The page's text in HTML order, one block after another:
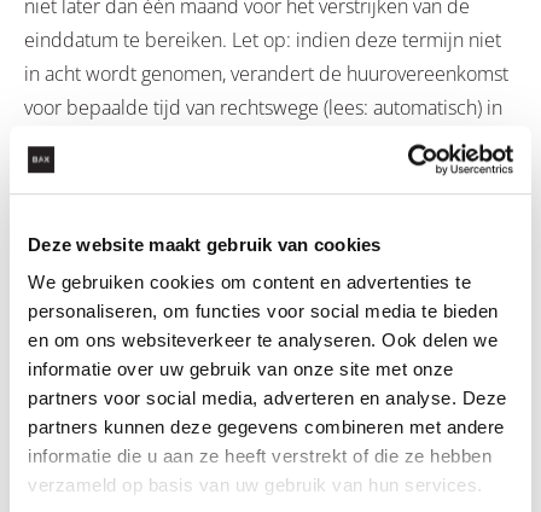
Deze website maakt gebruik van cookies
We gebruiken cookies om content en advertenties te
personaliseren, om functies voor social media te bieden
en om ons websiteverkeer te analyseren. Ook delen we
informatie over uw gebruik van onze site met onze
partners voor social media, adverteren en analyse. Deze
partners kunnen deze gegevens combineren met andere
informatie die u aan ze heeft verstrekt of die ze hebben
verzameld op basis van uw gebruik van hun services.
niet later dan één maand voor het verstrijken van de
einddatum te bereiken. Let op: indien deze termijn niet
in acht wordt genomen, verandert de huurovereenkomst
voor bepaalde tijd van rechtswege (lees: automatisch) in
een huurovereenkomst voor onbepaalde tijd.
UITBREIDING OPZEGGINGSGROND ‘DRINGEND
EIGEN GEBRUIK’ VERHUURDER
Met inwerkingtreding van de Wvh is de opzeggingsgrond
“dringend eigen gebruik” verruimd. Vanaf nu valt ook
onder dringend eigen gebruik de situatie dat de
verhuurder het gehuurde in gebruik wil geven aan een
eerstegraads bloed- of aanverwant. Let op: dit is alleen
mogelijk indien in de huurovereenkomst is opgenomen
dat de verhuurder de huurovereenkomst na een